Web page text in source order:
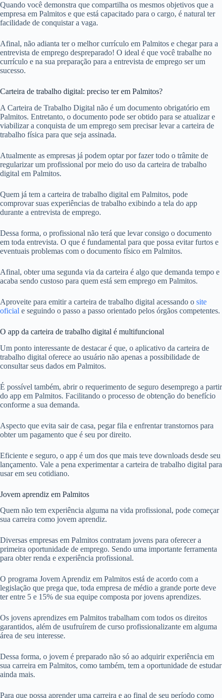
Quando você demonstra que compartilha os mesmos objetivos que a
empresa em Palmitos e que está capacitado para o cargo, é natural ter
facilidade de conquistar a vaga.
Afinal, não adianta ter o melhor currículo em Palmitos e chegar para a
entrevista de emprego despreparado! O ideal é que você trabalhe no
currículo e na sua preparação para a entrevista de emprego ser um
sucesso.
Carteira de trabalho digital: preciso ter em Palmitos?
A Carteira de Trabalho Digital não é um documento obrigatório em
Palmitos. Entretanto, o documento pode ser obtido para se atualizar e
viabilizar a conquista de um emprego sem precisar levar a carteira de
trabalho física para que seja assinada.
Atualmente as empresas já podem optar por fazer todo o trâmite de
regularizar um profissional por meio do uso da carteira de trabalho
digital em Palmitos.
Quem já tem a carteira de trabalho digital em Palmitos, pode
comprovar suas experiências de trabalho exibindo a tela do app
durante a entrevista de emprego.
Dessa forma, o profissional não terá que levar consigo o documento
em toda entrevista. O que é fundamental para que possa evitar furtos e
eventuais problemas com o documento físico em Palmitos.
Afinal, obter uma segunda via da carteira é algo que demanda tempo e
acaba sendo custoso para quem está sem emprego em Palmitos.
Aproveite para emitir a carteira de trabalho digital acessando o site
oficial e seguindo o passo a passo orientado pelos órgãos competentes.
O app da carteira de trabalho digital é multifuncional
Um ponto interessante de destacar é que, o aplicativo da carteira de
trabalho digital oferece ao usuário não apenas a possibilidade de
consultar seus dados em Palmitos.
É possível também, abrir o requerimento de seguro desemprego a partir
do app em Palmitos. Facilitando o processo de obtenção do benefício
conforme a sua demanda.
Aspecto que evita sair de casa, pegar fila e enfrentar transtornos para
obter um pagamento que é seu por direito.
Eficiente e seguro, o app é um dos que mais teve downloads desde seu
lançamento. Vale a pena experimentar a carteira de trabalho digital para
usar em seu cotidiano.
Jovem aprendiz em Palmitos
Quem não tem experiência alguma na vida profissional, pode começar
sua carreira como jovem aprendiz.
Diversas empresas em Palmitos contratam jovens para oferecer a
primeira oportunidade de emprego. Sendo uma importante ferramenta
para obter renda e experiência profissional.
O programa Jovem Aprendiz em Palmitos está de acordo com a
legislação que prega que, toda empresa de médio a grande porte deve
ter entre 5 e 15% de sua equipe composta por jovens aprendizes.
Os jovens aprendizes em Palmitos trabalham com todos os direitos
garantidos, além de usufruírem de curso profissionalizante em alguma
área de seu interesse.
Dessa forma, o jovem é preparado não só ao adquirir experiência em
sua carreira em Palmitos, como também, tem a oportunidade de estudar
ainda mais.
Para que possa aprender uma carreira e ao final de seu período como